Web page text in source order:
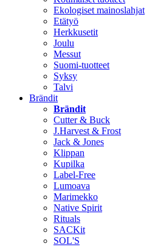
Ekologiset mainoslahjat
Etätyö
Herkkusetit
Joulu
Messut
Suomi-tuotteet
Syksy
Talvi
Brändit
Brändit
Cutter & Buck
J.Harvest & Frost
Jack & Jones
Klippan
Kupilka
Label-Free
Lumoava
Marimekko
Native Spirit
Rituals
SACKit
SOL'S